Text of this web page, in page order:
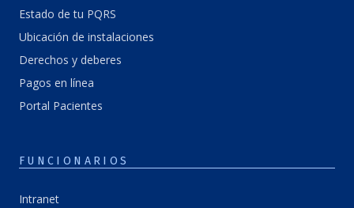
Estado de tu PQRS
Ubicación de instalaciones
Derechos y deberes
Pagos en línea
Portal Pacientes
FUNCIONARIOS
Intranet